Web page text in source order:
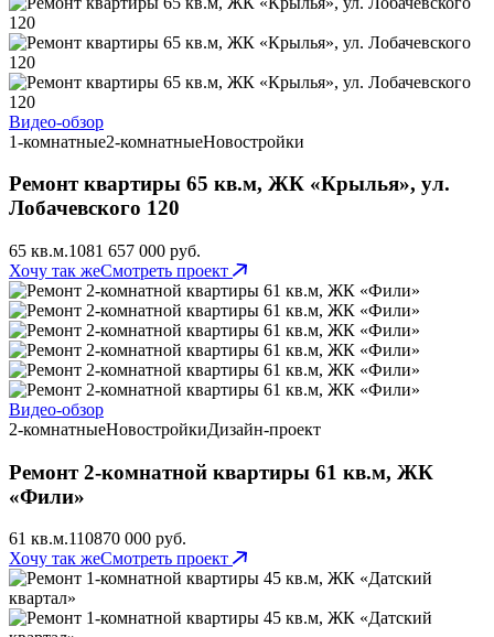
Видео-обзор
1-комнатные2-комнатныеНовостройки
Ремонт квартиры 65 кв.м, ЖК «Крылья», ул.
Лобачевского 120
65 кв.м.1081 657 000 руб.
Хочу так жеСмотреть проект
Видео-обзор
2-комнатныеНовостройкиДизайн-проект
Ремонт 2-комнатной квартиры 61 кв.м, ЖК
«Фили»
61 кв.м.110870 000 руб.
Хочу так жеСмотреть проект